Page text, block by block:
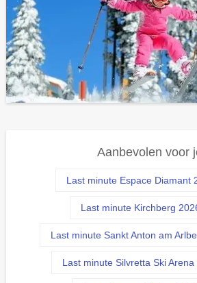
Aanbevolen voor
Last minute Espace Diamant
Last minute Kirchberg
Last minute Sankt Anton am
Last minute Silvretta Ski